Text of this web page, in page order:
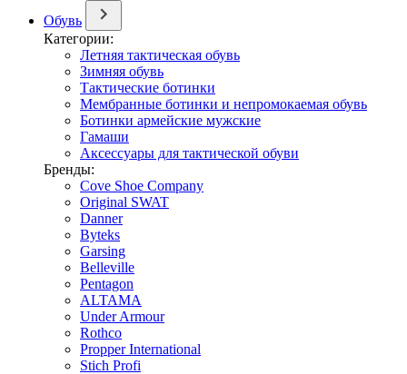
Обувь
Категории:
Летняя тактическая обувь
Зимняя обувь
Тактические ботинки
Мембранные ботинки и непромокаемая обувь
Ботинки армейские мужские
Гамаши
Аксессуары для тактической обуви
Бренды:
Cove Shoe Company
Original SWAT
Danner
Byteks
Garsing
Belleville
Pentagon
ALTAMA
Under Armour
Rothco
Propper International
Stich Profi